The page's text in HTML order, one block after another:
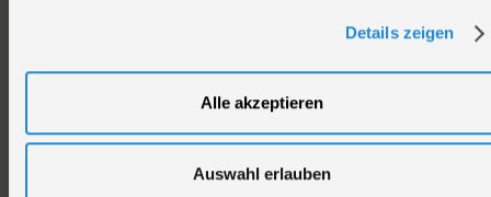
Details zeigen
Alle akzeptieren
Auswahl erlauben
Händlersuche
Servicepartner-International
Reparaturauftrag/Reklamation
Rückgabe gekaufter Artikel